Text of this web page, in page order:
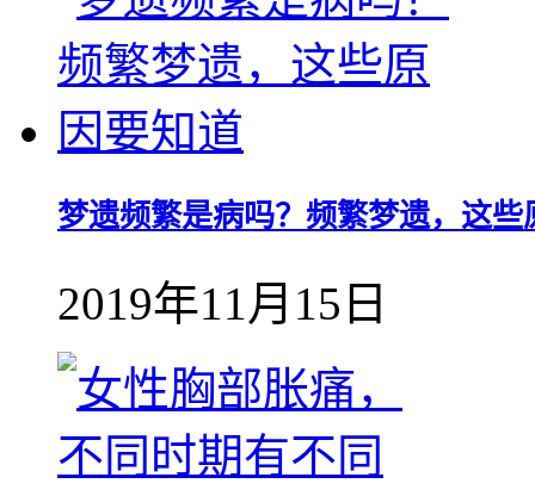
梦遗频繁是病吗？频繁梦遗，这些
2019年11月15日